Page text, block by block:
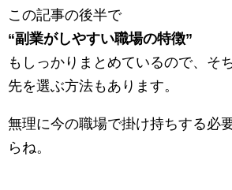
この記事の後半で
“副業がしやすい職場の特徴”
もしっかりまとめているので、そ
先を選ぶ方法もあります。
無理に今の職場で掛け持ちする必
らね。